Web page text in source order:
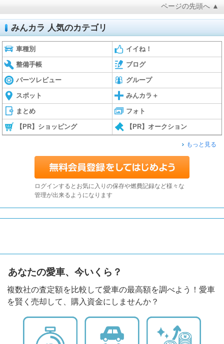
ページの先頭へ ▲
みんカラ 人気のカテゴリ
車種別 イイね！
整備手帳 ブログ
パーツレビュー グループ
スポット みんカラ＋
まとめ フォト
【PR】ショッピング 【PR】オークション
もっと見る
ログインするとお気に入りの保存や燃費記録など様々な
管理が出来るようになります
あなたの愛車、今いくら？
複数社の査定額を比較して愛車の最高額を調べよう！愛車
を賢く売却して、購入資金にしませんか？